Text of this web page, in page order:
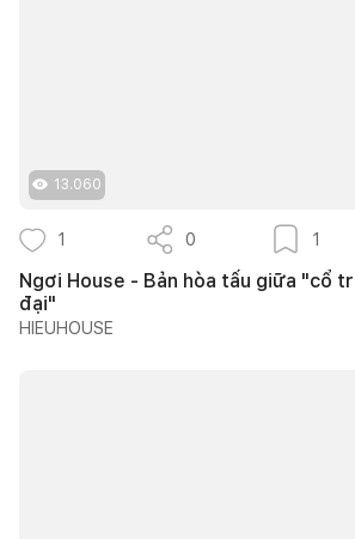
13.060
1 0 1
Ngơi House - Bản hòa tấu giữa "cổ
đại"
HIEUHOUSE